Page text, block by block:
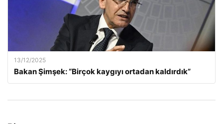
13/12/2025
Bakan Şimşek: “Birçok kaygıyı ortadan kaldırdık”